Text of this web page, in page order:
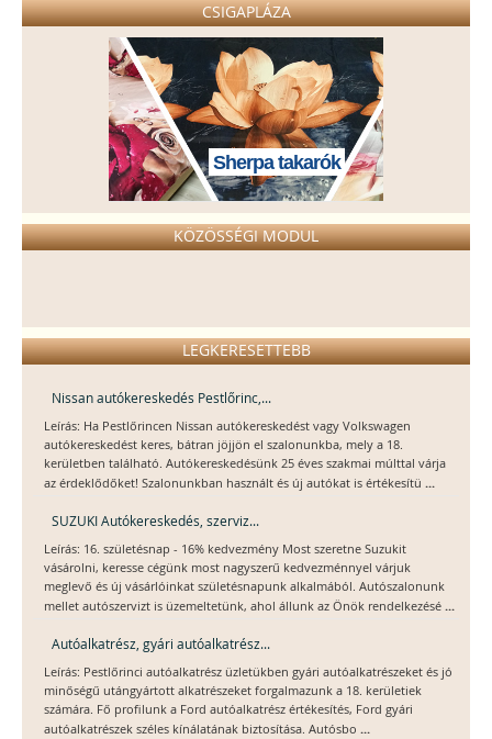
CSIGAPLÁZA
Sherpa takarók
KÖZÖSSÉGI MODUL
LEGKERESETTEBB
Nissan autókereskedés Pestlőrinc,...
Leírás: Ha Pestlőrincen Nissan autókereskedést vagy Volkswagen
autókereskedést keres, bátran jöjjön el szalonunkba, mely a 18.
kerületben található. Autókereskedésünk 25 éves szakmai múlttal várja
az érdeklődőket! Szalonunkban használt és új autókat is értékesítü ...
SUZUKI Autókereskedés, szerviz...
Leírás: 16. születésnap - 16% kedvezmény Most szeretne Suzukit
vásárolni, keresse cégünk most nagyszerű kedvezménnyel várjuk
meglevő és új vásárlóinkat születésnapunk alkalmából. Autószalonunk
mellet autószervizt is üzemeltetünk, ahol állunk az Önök rendelkezésé ...
Autóalkatrész, gyári autóalkatrész...
Leírás: Pestlőrinci autóalkatrész üzletükben gyári autóalkatrészeket és jó
minőségű utángyártott alkatrészeket forgalmazunk a 18. kerületiek
számára. Fő profilunk a Ford autóalkatrész értékesítés, Ford gyári
autóalkatrészek széles kínálatának biztosítása. Autósbo ...